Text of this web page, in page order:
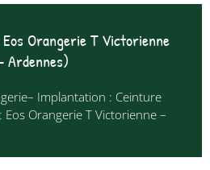
Orangerie T Victorienne
Ardennes)
Implantation : Ceinture
Orangerie T Victorienne –